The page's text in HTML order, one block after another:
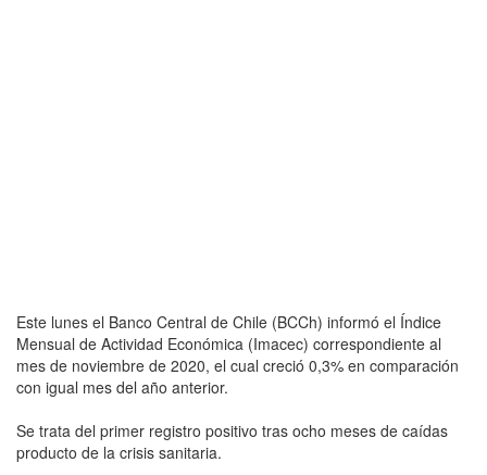
Este lunes el Banco Central de Chile (BCCh) informó el Índice
Mensual de Actividad Económica (Imacec) correspondiente al
mes de noviembre de 2020, el cual creció 0,3% en comparación
con igual mes del año anterior.
Se trata del primer registro positivo tras ocho meses de caídas
producto de la crisis sanitaria.